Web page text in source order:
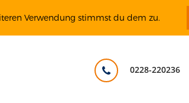
0228-220236
Verwendung stimmst du dem zu.